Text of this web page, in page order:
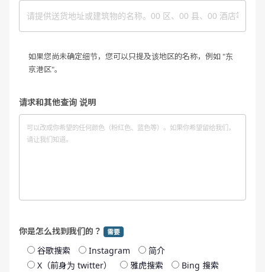
如果您尚未确定细节，您可以只提及该地区的名称，例如 "东
京港区"。
请求和其他查询 说明
你是怎么找到我们的？ 需要
谷歌搜索 Instagram
简介
X（前身为 twitter）
雅虎搜索
Bing 搜索